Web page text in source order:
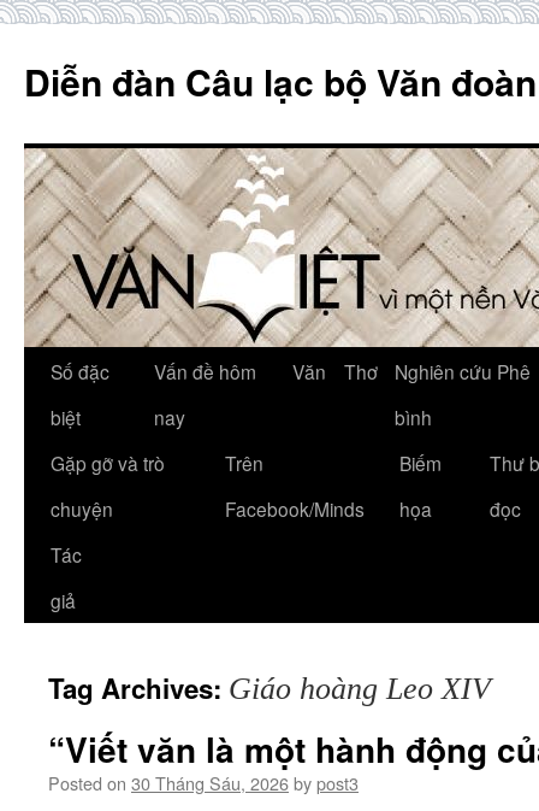
content
Diễn đàn Câu lạc bộ Văn
Số đặc
biệt
Vấn đề hôm
nay
Văn Thơ
Nghiên cứu Phê
bình
Gặp gỡ và trò
chuyện
Trên
Facebook/Minds
Biếm
họa
Thư
đọc
Tác
giả
Tag Archives: Giáo hoàng Leo XIV
“Viết văn là một hành động
Posted on 30 Tháng Sáu, 2026bypost3